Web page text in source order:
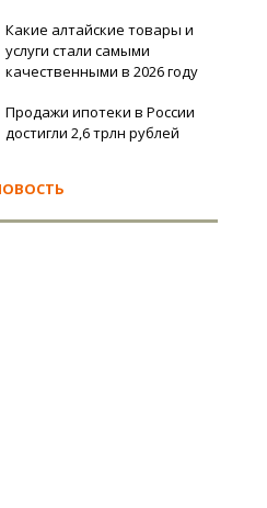
Какие алтайские товары и
услуги стали самыми
качественными в 2026 году
Продажи ипотеки в России
достигли 2,6 трлн рублей